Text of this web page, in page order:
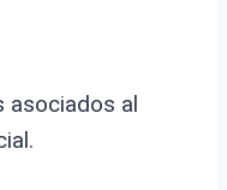
asociados al